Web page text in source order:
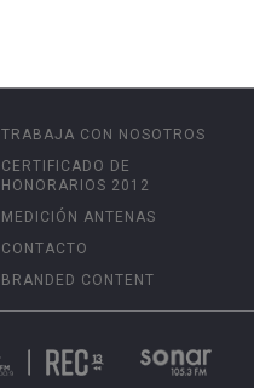
TRABAJA CON NOSOTROS
CERTIFICADO DE
HONORARIOS 2012
MEDICIÓN ANTENAS
CONTACTO
BRANDED CONTENT